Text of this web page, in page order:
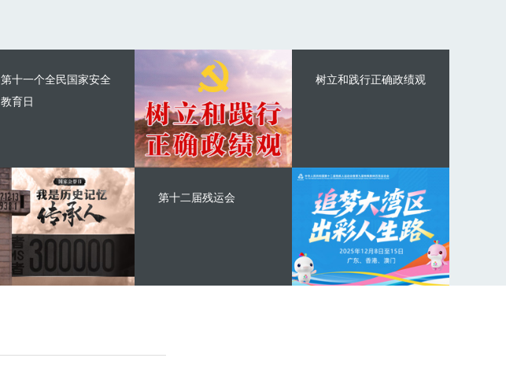
第十一个全民国家安全
教育日
树立和践行正确政绩观
第十二届残运会